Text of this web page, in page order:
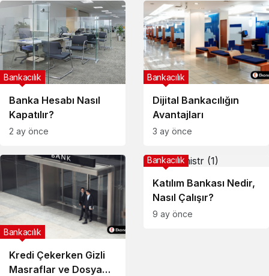
Banka Hesabı Nasıl
Kapatılır?
Bankacılık
2 ay önce
Dijital Bankacılığın
Avantajları
Bankacılık
3 ay önce
Kredi Çekerken Gizli
Masraflar ve Dosya
Bankacılık
Katılım Bankası Nedir,
Nasıl Çalışır?
Bankacılık
9 ay önce